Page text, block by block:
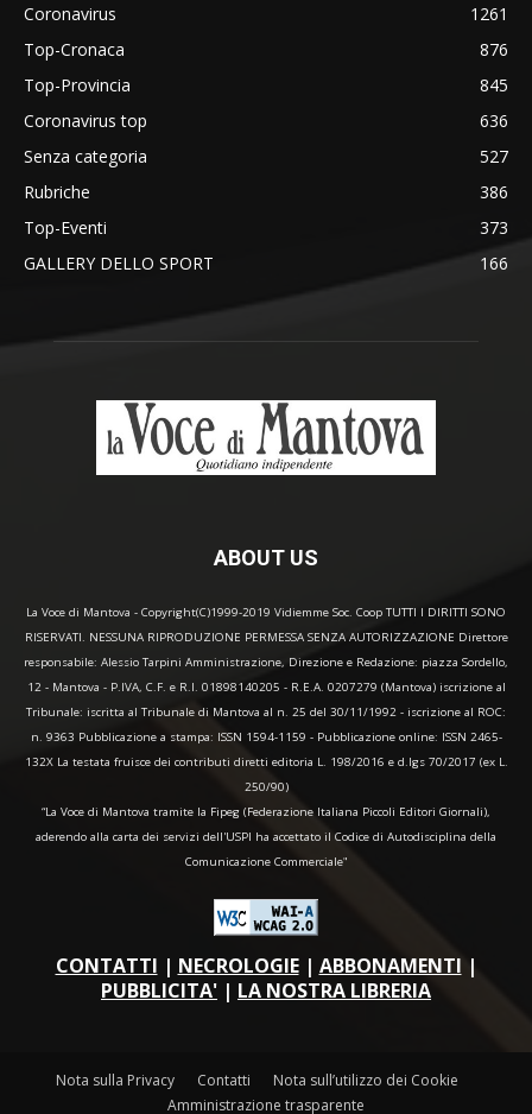
Coronavirus
1261
Top-Cronaca
876
Top-Provincia
845
Coronavirus top
636
Senza categoria
527
Rubriche
386
Top-Eventi
373
GALLERY DELLO SPORT
166
ABOUT US
La Voce di Mantova - Copyright(C)1999-2019 Vidiemme Soc. Coop TUTTI I DIRITTI SONO
RISERVATI. NESSUNA RIPRODUZIONE PERMESSA SENZA AUTORIZZAZIONE Direttore
responsabile: Alessio Tarpini Amministrazione, Direzione e Redazione: piazza Sordello,
12 - Mantova - P.IVA, C.F. e R.I. 01898140205 - R.E.A. 0207279 (Mantova) iscrizione al
Tribunale: iscritta al Tribunale di Mantova al n. 25 del 30/11/1992 - iscrizione al ROC:
n. 9363 Pubblicazione a stampa: ISSN 1594-1159 - Pubblicazione online: ISSN 2465-
132X La testata fruisce dei contributi diretti editoria L. 198/2016 e d.lgs 70/2017 (ex L.
250/90)
“La Voce di Mantova tramite la Fipeg (Federazione Italiana Piccoli Editori Giornali),
aderendo alla carta dei servizi dell'USPI ha accettato il Codice di Autodisciplina della
Comunicazione Commerciale"
CONTATTI | NECROLOGIE| ABBONAMENTI |
PUBBLICITA' | LA NOSTRA LIBRERIA
Nota sulla Privacy Contatti
Nota sull’utilizzo dei Cookie
Amministrazione trasparente